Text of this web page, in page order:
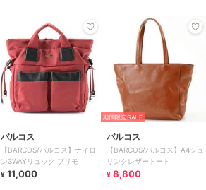
バルコス
【BARCOS/バルコス】ナイロ
ン3WAYリュック プリモ
¥ 11,000
期間限定SALE
バルコス
【BARCOS/バルコス】A4シュ
リンクレザートート
¥ 8,800